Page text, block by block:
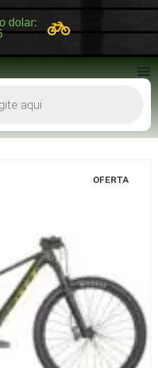
dolar:
OFERTA